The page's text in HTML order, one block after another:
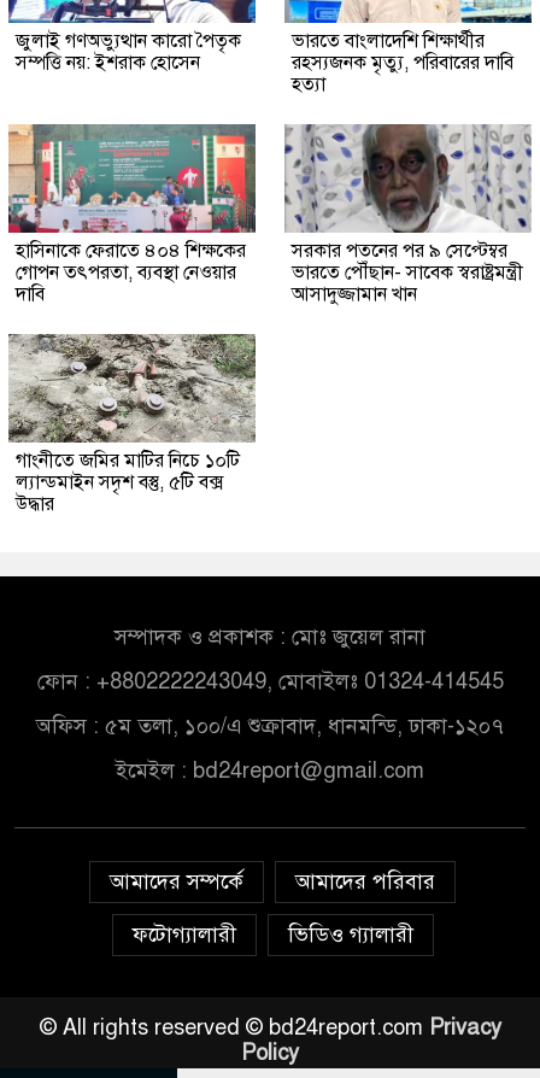
জুলাই গণঅভ্যুত্থান কারো পৈতৃক
সম্পত্তি নয়: ইশরাক হোসেন
ভারতে বাংলাদেশি শিক্ষার্থীর
রহস্যজনক মৃত্যু, পরিবারের দাবি
হত্যা
হাসিনাকে ফেরাতে ৪০৪ শিক্ষকের
গোপন তৎপরতা, ব্যবস্থা নেওয়ার
দাবি
সরকার পতনের পর ৯ সেপ্টেম্বর
ভারতে পৌঁছান- সাবেক স্বরাষ্ট্রমন্ত্রী
আসাদুজ্জামান খান
গাংনীতে জমির মাটির নিচে ১০টি
ল্যান্ডমাইন সদৃশ বস্তু, ৫টি বক্স
উদ্ধার
সম্পাদক ও প্রকাশক : মোঃ জুয়েল রানা
ফোন : +8802222243049, মোবাইলঃ 01324-414545
অফিস : ৫ম তলা, ১০০/এ শুক্রাবাদ, ধানমন্ডি, ঢাকা-১২০৭
ইমেইল : bd24report@gmail.com
আমাদের সম্পর্কে
আমাদের পরিবার
ফটোগ্যালারী
ভিডিও গ্যালারী
© All rights reserved © bd24report.com Privacy
Policy